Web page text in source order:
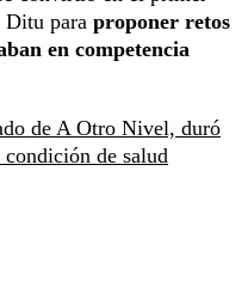
Ditu para proponer retos
en competencia
de A Otro Nivel, duró
condición de salud